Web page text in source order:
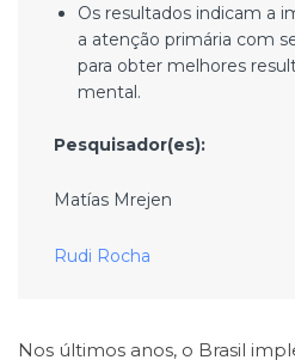
Os resultados indicam a
a atenção primária com
para obter melhores
mental.
Pesquisador(es):
Matías Mrejen
Rudi Rocha
Nos últimos anos, o Brasil